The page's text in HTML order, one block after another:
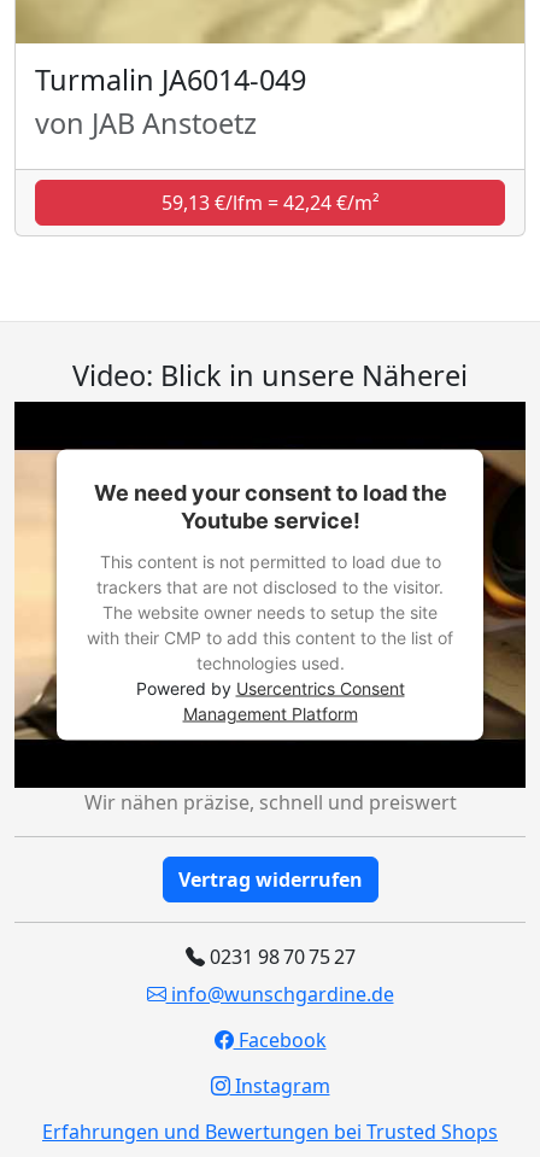
Turmalin JA6014-049
von JAB Anstoetz
59,13 €/lfm = 42,24 €/m²
Video: Blick in unsere Näherei
We need your consent to load the
Youtube service!
This content is not permitted to load due to
trackers that are not disclosed to the visitor.
The website owner needs to setup the site
with their CMP to add this content to the list of
technologies used.
Powered by Usercentrics Consent
Management Platform
Wir nähen präzise, schnell und preiswert
Vertrag widerrufen
0231 98 70 75 27
info@wunschgardine.de
Facebook
Instagram
Erfahrungen und Bewertungen bei Trusted Shops